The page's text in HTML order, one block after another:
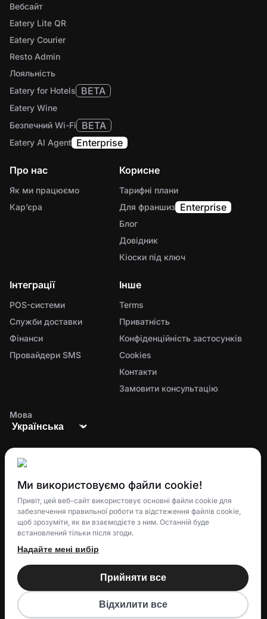
Єдина екосистема для управління замовленнями,
доставкою та лояльністю клієнтів
© 2025 Eatery Club
Eatery Loyalty Group S.R.O.
All rights reserved.
Вебсайт
Eatery Lite QR
Eatery Courier
Resto Admin
Лояльність
Eatery for Hotels
BETA
Eatery Wine
Безпечний Wi-Fi
BETA
Eatery AI Agent Enterprise
Про нас
Як ми працюємо
Карʼєра
Корисне
Тарифні плани
Для франшиз Enterprise
Блог
Довідник
Кіоски під ключ
Інтеграції
POS-системи
Служби доставки
Фінанси
Провайдери SMS
Інше
Terms
Приватність
Конфіденційність застосунків
Cookies
Контакти
Замовити консультацію
Мова
Ми використовуємо файли cookie!
Привіт, цей веб-сайт використовує основні файли cookie для
забезпечення правильної роботи та відстеження файлів cookie,
щоб зрозуміти, як ви взаємодієте з ним. Останній буде
встановлений тільки після згоди.
Надайте мені вибір
Відхилити все
Прийняти все